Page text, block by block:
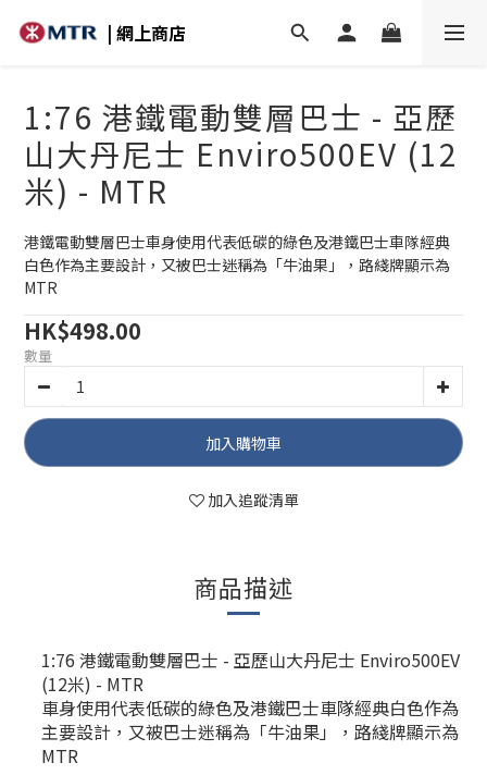
| 網上商店
1:76 港鐵電動雙層巴士 - 亞歷
山大丹尼士 Enviro500EV (12
米) - MTR
港鐵電動雙層巴士車身使用代表低碳的綠色及港鐵巴士車隊經典
白色作為主要設計，又被巴士迷稱為「牛油果」，路綫牌顯示為
MTR
HK$498.00
數量
加入購物車
加入追蹤清單
商品描述
1:76 港鐵電動雙層巴士 - 亞歷山大丹尼士 Enviro500EV
(12米) - MTR
車身使用代表低碳的綠色及港鐵巴士車隊經典白色作為
主要設計，又被巴士迷稱為「牛油果」，路綫牌顯示為
MTR